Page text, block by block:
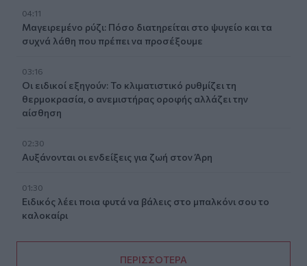
04:11
Μαγειρεμένο ρύζι: Πόσο διατηρείται στο ψυγείο και τα
συχνά λάθη που πρέπει να προσέξουμε
03:16
Οι ειδικοί εξηγούν: Το κλιματιστικό ρυθμίζει τη
θερμοκρασία, ο ανεμιστήρας οροφής αλλάζει την
αίσθηση
02:30
Αυξάνονται οι ενδείξεις για ζωή στον Άρη
01:30
Ειδικός λέει ποια φυτά να βάλεις στο μπαλκόνι σου το
καλοκαίρι
ΠΕΡΙΣΣΟΤΕΡΑ